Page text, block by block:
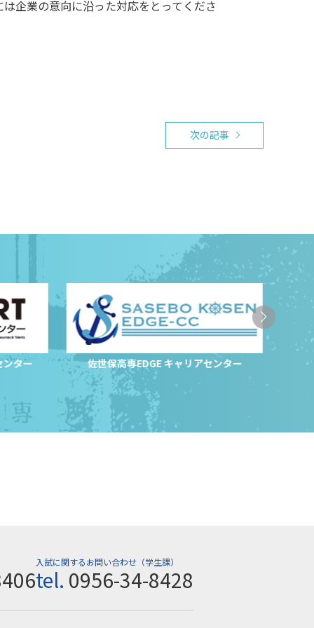
企業の意向に沿った対応をとってくださ
次の記事
ター 佐世保高専EDGE キャリアセンター
入試に関するお問い合わせ（学生課）
tel. 0956-34-8428